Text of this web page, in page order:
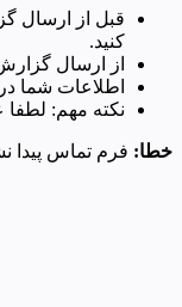
قبل از ارسال
کنید.
از ارسال
اطلاعات شما
نکته مهم:
خطا: فرم تماس پیدا